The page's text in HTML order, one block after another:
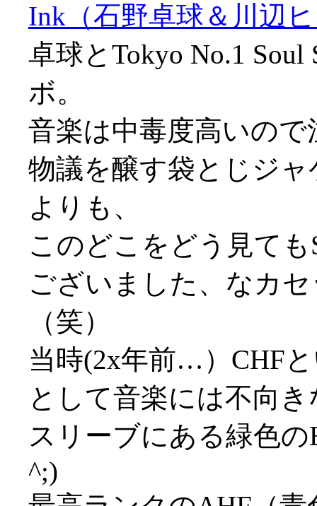
Ink（石野卓球＆川辺
卓球とTokyo No.1
ボ。
音楽は中毒度高いので
物議を醸す袋とじジ
よりも、
このどこをどう見て
ございました、なカ
（笑）
当時(2x年前…）CHF
として音楽には不向
スリーブにある緑色
^;)